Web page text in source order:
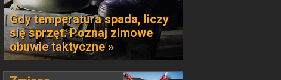
Gdy temperatura spada, liczy
się sprzęt. Poznaj zimowe
obuwie taktyczne »